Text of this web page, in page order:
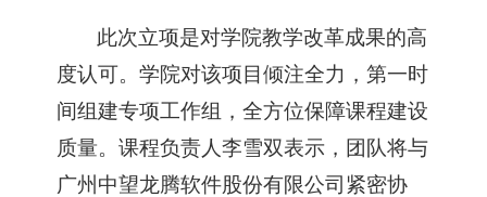
此次立项是对学院教学改革成果的高
度认可。 学院对该项目倾注全力，第一时
间组建专项工作组，全方位保障课程建设
质量。课程负责人李雪双表示，团队将与
广州中望龙腾软件股份有限公司紧密协